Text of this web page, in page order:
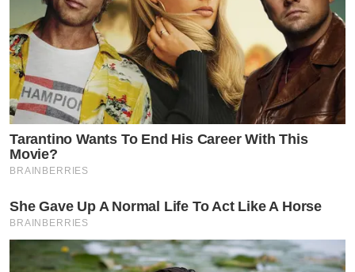
Tarantino Wants To End His Career With This
Movie?
BRAINBERRIES
She Gave Up A Normal Life To Act Like A Horse
BRAINBERRIES